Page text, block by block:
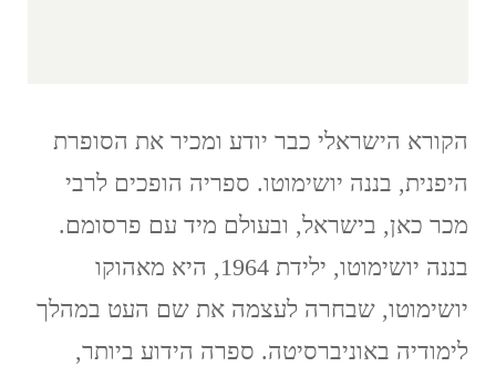
הקורא הישראלי כבר יודע ומכיר את הסופרת
היפנית, בננה יושימוטו. ספריה הופכים לרבי
מכר כאן, בישראל, ובעולם מיד עם פרסומם.
בננה יושימוטו, ילידת 1964, היא מאהוקו
יושימוטו, שבחרה לעצמה את שם העט במהלך
לימודיה באוניברסיטה. ספרה הידוע ביותר,